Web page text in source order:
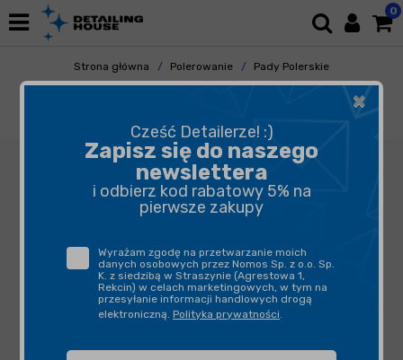
0
Strona główna Polerowanie
Pady Polerskie
Gąbki Polerskie
×
Cześć Detailerze! :)
Zapisz się do naszego
newslettera
i odbierz kod rabatowy 5% na
pierwsze zakupy
Wyrażam zgodę na przetwarzanie moich
danych osobowych przez Nomos Sp. z o.o. Sp.
K. z siedzibą w Straszynie (Agrestowa 1,
Rekcin) w celach marketingowych, w tym na
przesyłanie informacji handlowych drogą
elektroniczną. Polityka prywatności.